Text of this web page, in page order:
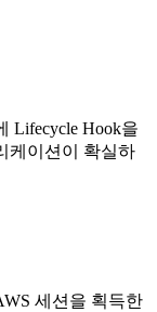
Lifecycle Hook을
케이션이 확실하
세션을 획득한